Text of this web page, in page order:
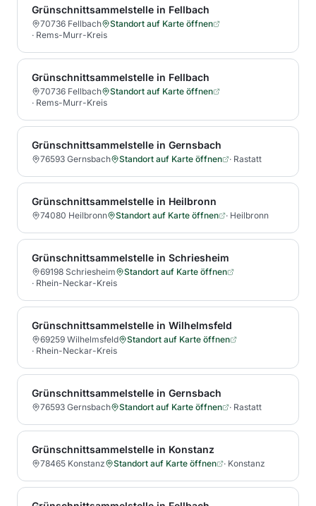
Grünschnittsammelstelle in Fellbach
70736 Fellbach
Standort auf Karte öffnen
· Rems-Murr-Kreis
Grünschnittsammelstelle in Fellbach
70736 Fellbach
Standort auf Karte öffnen
· Rems-Murr-Kreis
Grünschnittsammelstelle in Gernsbach
76593 Gernsbach Standort auf Karte öffnen · Rastatt
Grünschnittsammelstelle in Heilbronn
74080 Heilbronn Standort auf Karte öffnen · Heilbronn
Grünschnittsammelstelle in Schriesheim
69198 Schriesheim
Standort auf Karte öffnen
· Rhein-Neckar-Kreis
Grünschnittsammelstelle in Wilhelmsfeld
69259 Wilhelmsfeld
Standort auf Karte öffnen
· Rhein-Neckar-Kreis
Grünschnittsammelstelle in Gernsbach
76593 Gernsbach Standort auf Karte öffnen · Rastatt
Grünschnittsammelstelle in Konstanz
78465 Konstanz Standort auf Karte öffnen · Konstanz